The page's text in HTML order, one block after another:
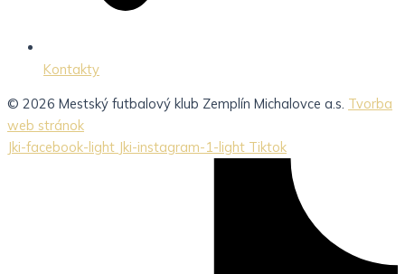
Kontakty
© 2026 Mestský futbalový klub Zemplín Michalovce a.s. Tvorba
web stránok
Jki-facebook-light Jki-instagram-1-light Tiktok